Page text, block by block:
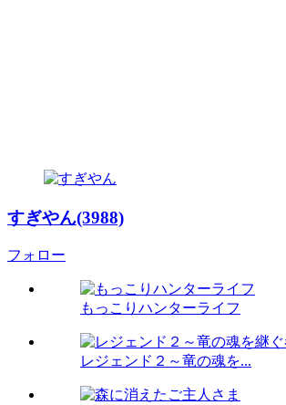
すぎやん(3988)
フォロー
もっこりハンターライフ
レジェンド２～竜の魂を...